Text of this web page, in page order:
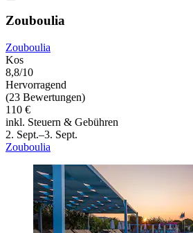
Zouboulia
Zouboulia
Kos
8,8/10
Hervorragend
(23 Bewertungen)
110 €
inkl. Steuern & Gebühren
2. Sept.–3. Sept.
Zouboulia